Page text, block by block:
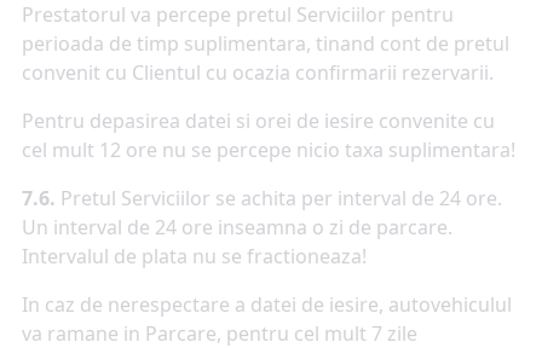
Prestatorul va percepe pretul Serviciilor pentru
perioada de timp suplimentara, tinand cont de pretul
convenit cu Clientul cu ocazia confirmarii rezervarii.
Pentru depasirea datei si orei de iesire convenite cu
cel mult 12 ore nu se percepe nicio taxa suplimentara!
7.6. Pretul Serviciilor se achita per interval de 24 ore.
Un interval de 24 ore inseamna o zi de parcare.
Intervalul de plata nu se fractioneaza!
In caz de nerespectare a datei de iesire, autovehiculul
va ramane in Parcare, pentru cel mult 7 zile